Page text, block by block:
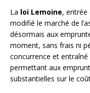
La loi Lemoine, entrée
modifié le marché de
désormais aux
moment, sans frais ni
concurrence et
permettant aux
substantielles sur le